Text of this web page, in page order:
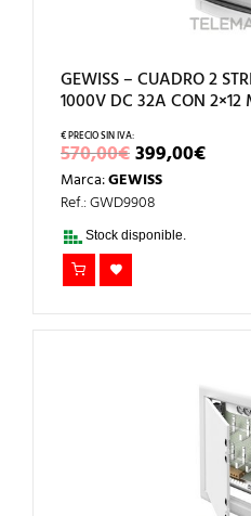
GEWISS – CUADRO 2
1000V DC 32A CON
570,00€EL
PRECIO
ORIGINAL
ERA:570,00€.
399,00€EL
Marca:GEWISS
Ref.: GWD9908
Stock disponible.